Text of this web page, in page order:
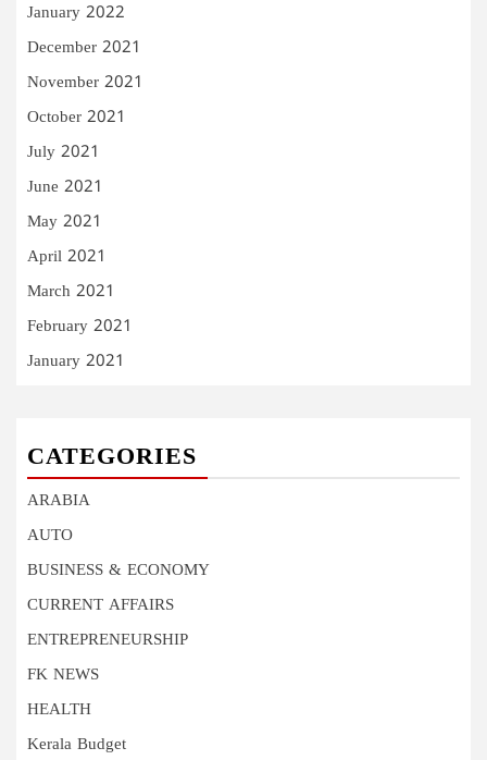
January 2022
December 2021
November 2021
October 2021
July 2021
June 2021
May 2021
April 2021
March 2021
February 2021
January 2021
CATEGORIES
ARABIA
AUTO
BUSINESS & ECONOMY
CURRENT AFFAIRS
ENTREPRENEURSHIP
FK NEWS
HEALTH
Kerala Budget